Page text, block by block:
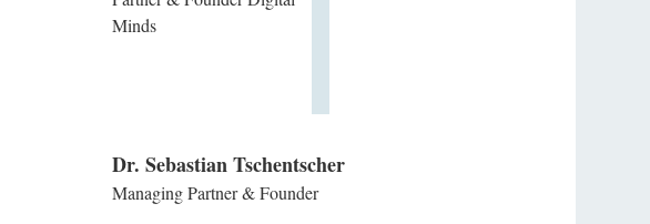
Dr. Sebastian Tschentscher
Managing Partner & Founder